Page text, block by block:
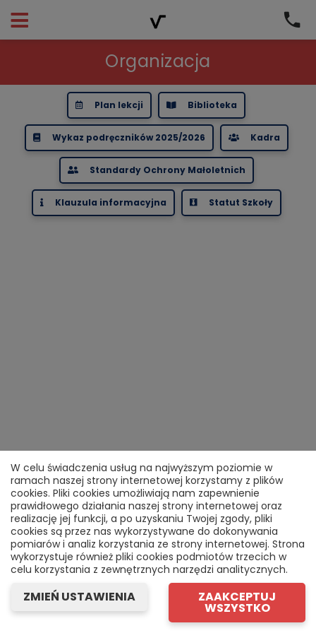
W celu świadczenia usług na najwyższym poziomie w
ramach naszej strony internetowej korzystamy z plików
cookies. Pliki cookies umożliwiają nam zapewnienie
prawidłowego działania naszej strony internetowej oraz
realizację jej funkcji, a po uzyskaniu Twojej zgody, pliki
cookies są przez nas wykorzystywane do dokonywania
pomiarów i analiz korzystania ze strony internetowej. Strona
wykorzystuje również pliki cookies podmiotów trzecich w
celu korzystania z zewnętrznych narzędzi analitycznych.
ZMIEŃ USTAWIENIA ZAAKCEPTUJ
WSZYSTKO
Organizacja
Plan lekcji Biblioteka
Wykaz podręczników 2025/2026 Kadra
Standardy Ochrony Małoletnich
Klauzula informacyjna Statut Szkoły